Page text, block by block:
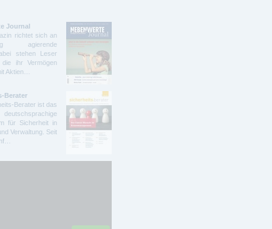
Journal
richtet sich an
agierende
stehen Leser
ihr Vermögen
Aktien…
Berater
Berater ist das
für Sicherheit in
Verwaltung. Seit